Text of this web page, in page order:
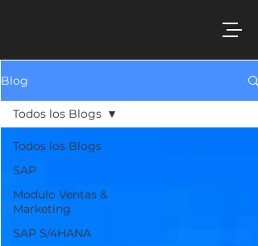
Blog
Todos los Blogs
SAP
Modulo Ventas &
Marketing
SAP S/4HANA
Todos los Blogs